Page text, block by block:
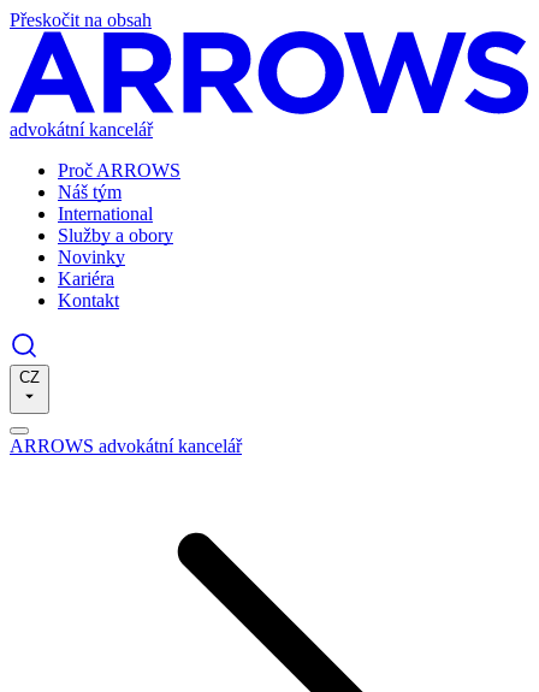
Přeskočit na obsah
advokátní kancelář
Proč ARROWS
Náš tým
International
Služby a obory
Novinky
Kariéra
Kontakt
CZ
ARROWS advokátní kancelář